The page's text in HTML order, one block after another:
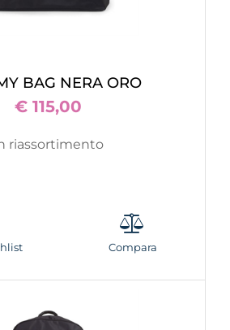
BAG NERA ORO
€ 115,00
riassortimento
Compara